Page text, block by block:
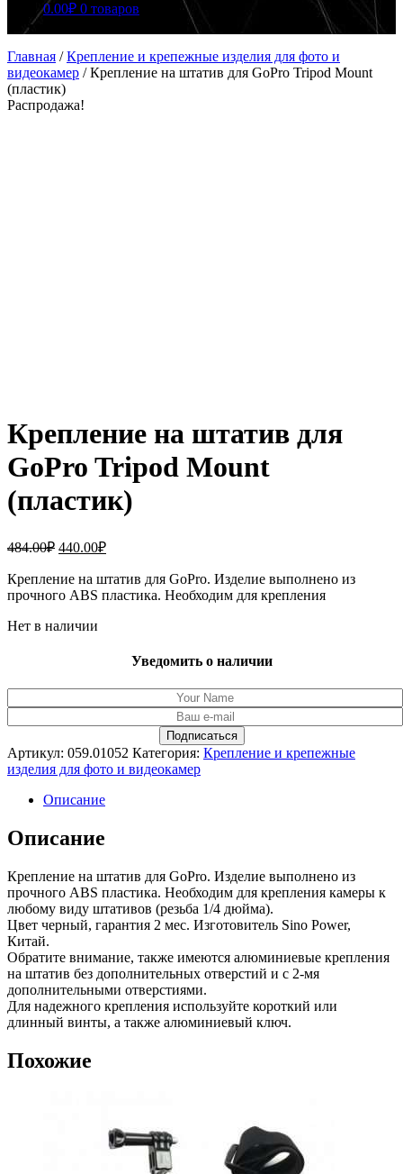
0.00₽ 0 товаров
Главная /Крепление и крепежные изделия для фото и
видеокамер /Крепление на штатив для GoPro Tripod Mount
(пластик)
Распродажа!
Крепление на штатив для
GoPro Tripod Mount
(пластик)
484.00₽ Первоначальная
составляла
484.00₽.
440.00₽Текущая
440.00₽.
Крепление на штатив для GoPro. Изделие выполнено из
прочного ABS пластика. Необходим для крепления
Нет в наличии
Уведомить о наличии
Артикул: 059.01052 Категория: Крепление и крепежные
изделия для фото и видеокамер
Описание
Описание
Крепление на штатив для GoPro. Изделие выполнено из
прочного ABS пластика. Необходим для крепления камеры к
любому виду штативов (резьба 1/4 дюйма).
Цвет черный, гарантия 2 мес. Изготовитель Sino Power,
Китай.
Обратите внимание, также имеются алюминиевые крепления
на штатив без дополнительных отверстий и с 2-мя
дополнительными отверстиями.
Для надежного крепления используйте короткий или
длинный винты, а также алюминиевый ключ.
Похожие